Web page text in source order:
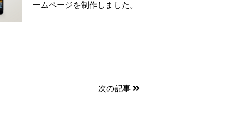
ームページを制作しました。
次の記事